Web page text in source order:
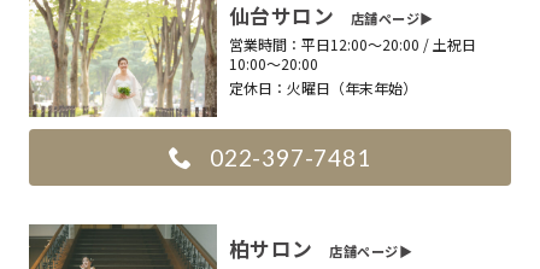
仙台サロン 店舗ページ▶︎
営業時間： 平日12:00〜20:00 / 土祝日
10:00〜20:00
定休日： 火曜日（年末年始）
022-397-7481
柏サロン店舗ページ▶︎